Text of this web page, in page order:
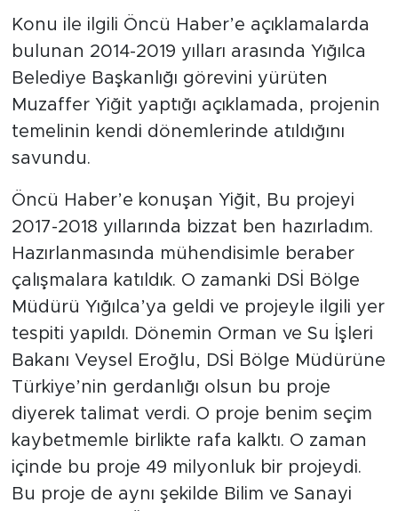
Konu ile ilgili Öncü Haber’e açıklamalarda
bulunan 2014-2019 yılları arasında Yığılca
Belediye Başkanlığı görevini yürüten
Muzaffer Yiğit yaptığı açıklamada, projenin
temelinin kendi dönemlerinde atıldığını
savundu.
Öncü Haber’e konuşan Yiğit, Bu projeyi
2017-2018 yıllarında bizzat ben hazırladım.
Hazırlanmasında mühendisimle beraber
çalışmalara katıldık. O zamanki DSİ Bölge
Müdürü Yığılca’ya geldi ve projeyle ilgili yer
tespiti yapıldı. Dönemin Orman ve Su İşleri
Bakanı Veysel Eroğlu, DSİ Bölge Müdürüne
Türkiye’nin gerdanlığı olsun bu proje
diyerek talimat verdi. O proje benim seçim
kaybetmemle birlikte rafa kalktı. O zaman
içinde bu proje 49 milyonluk bir projeydi.
Bu proje de aynı şekilde Bilim ve Sanayi